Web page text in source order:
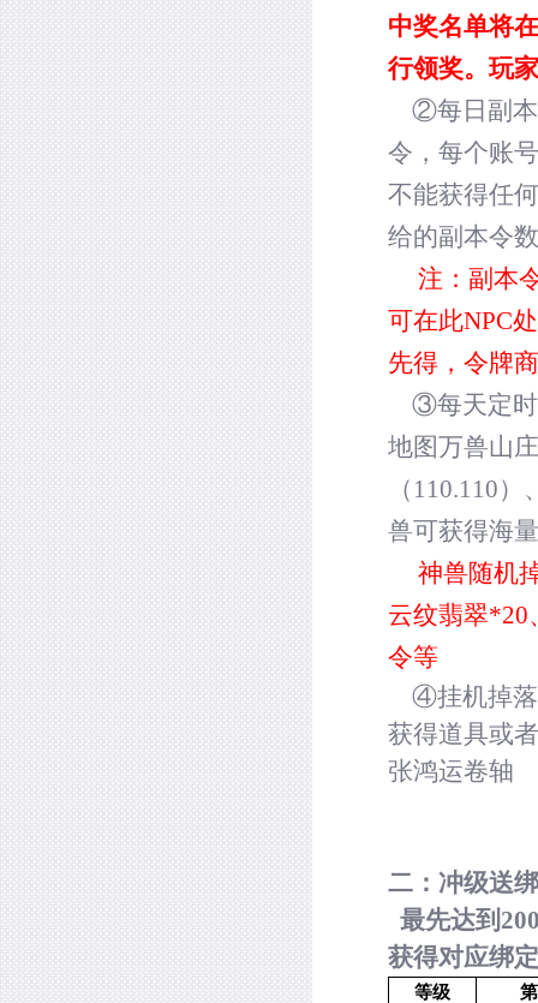
中奖名单将
行领奖。玩
②每日副本
令，每个账
不能获得任
给的副本令
注：副本
可在此NPC
先得，令牌
③每天定时
地图万兽山
（ 110.110）
兽可获得海
神兽随机
云纹翡翠*20
令等
④挂机掉落
获得道具或
张鸿运卷轴
二：冲级送
最先达到
获得对应绑
等级
第